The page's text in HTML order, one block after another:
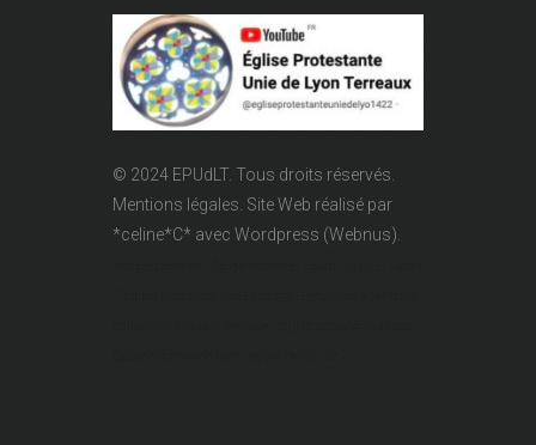
© 2024 EPUdLT. Tous droits réservés.
Mentions légales. Site Web réalisé par
*celine*C* avec Wordpress (Webnus).